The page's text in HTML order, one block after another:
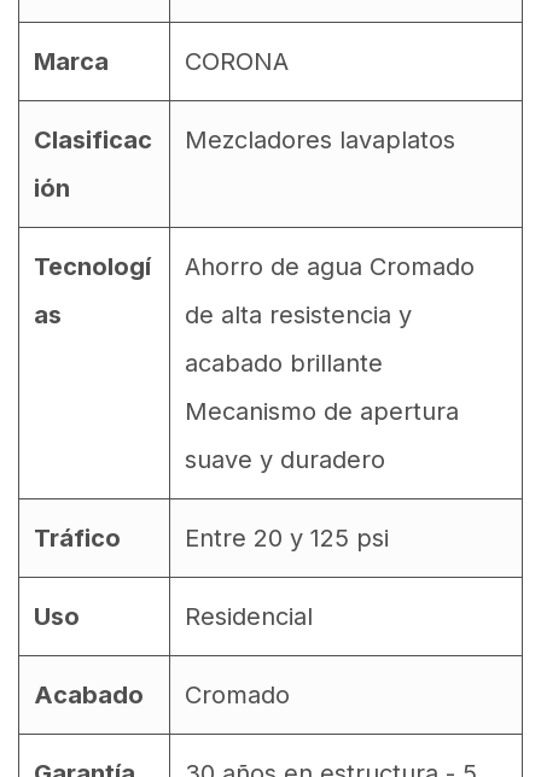
Marca CORONA
Clasificac
ión
Mezcladores lavaplatos
Tecnologí
as
Ahorro de agua Cromado
de alta resistencia y
acabado brillante
Mecanismo de apertura
suave y duradero
Tráfico Entre 20 y 125 psi
Uso Residencial
Acabado Cromado